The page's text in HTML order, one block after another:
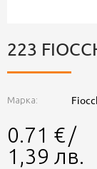
223
Марка:
0.71 € /
1,39 лв.